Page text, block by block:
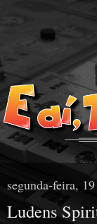
segunda-feira,
Ludens